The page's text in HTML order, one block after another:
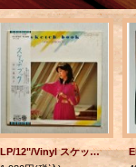
LP/12"/Vinyl スケッチブック 中山恵美子 (1977) Toshiba Records 帯、歌詞カード付